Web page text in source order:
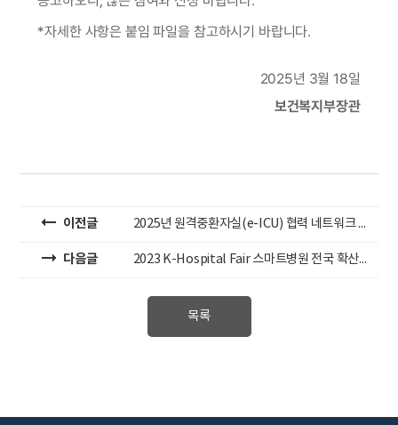
*자세한 사항은 붙임 파일을 참고하시기 바랍니다.
2025년 3월 18일
보건복지부장관
이전글 2025년 원격중환자실(e-ICU) 협력 네트워크 사업 수행기관 공모(기간연장)
다음글 2023 K-Hospital Fair 스마트병원 전국 확산 설명회 세미나 개최
목록